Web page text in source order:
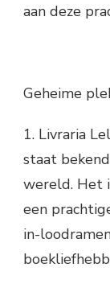
aan deze
Geheime
1. Livraria
staat
wereld. Het
een
in-